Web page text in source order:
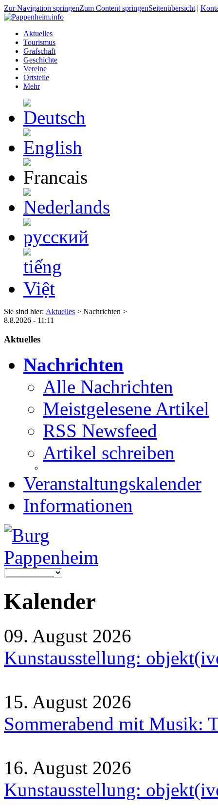
Zur Navigation springenZum Content springenSeitenübersicht |
Aktuelles
Tourismus
Grafschaft
Geschichte
Vereine
Ortsteile
Mehr
Sie sind hier: Aktuelles > Nachrichten >
8.8.2026 - 11:11
Aktuelles
Nachrichten
Alle Nachrichten
Meistgelesene Artikel
RSS Newsfeed
Artikel schreiben
Veranstaltungskalender
Informationen
Kalender
09. August 2026
Kunstausstellung:
15. August 2026
Sommerabend mit Musik:
16. August 2026
Kunstausstellung: